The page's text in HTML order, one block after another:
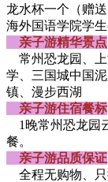
龙水杯一个（赠
海外国语学院学
亲子游精华景点
常州恐龙园、上
学、三国城中国
镇、漫步西湖
亲子游住宿餐标
1晚常州恐龙园
餐。
亲子游品质保证
全程无购物、只